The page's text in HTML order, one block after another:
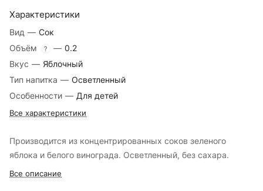
Характеристики
Вид — Сок
Объём
? — 0.2
Вкус — Яблочный
Тип напитка — Осветленный
Особенности — Для детей
Все характеристики
Производится из концентрированных соков зеленого
яблока и белого винограда. Осветленный, без сахара.
Все описание